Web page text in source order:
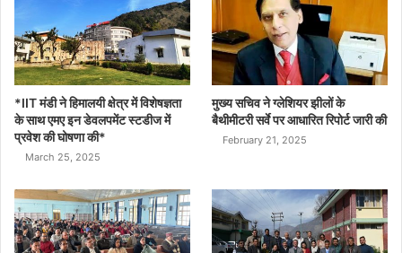
*IIT मंडी ने हिमालयी क्षेत्र में विशेषज्ञता
के साथ एमए इन डेवलपमेंट स्टडीज में
प्रवेश की घोषणा की*
March 25, 2025
मुख्य सचिव ने ग्लेशियर झीलों के
बैथीमीटरी सर्वे पर आधारित रिपोर्ट जारी की
February 21, 2025